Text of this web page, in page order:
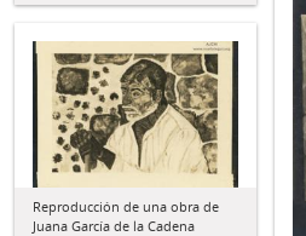
Reproducción de una obra de
Juana García de la Cadena